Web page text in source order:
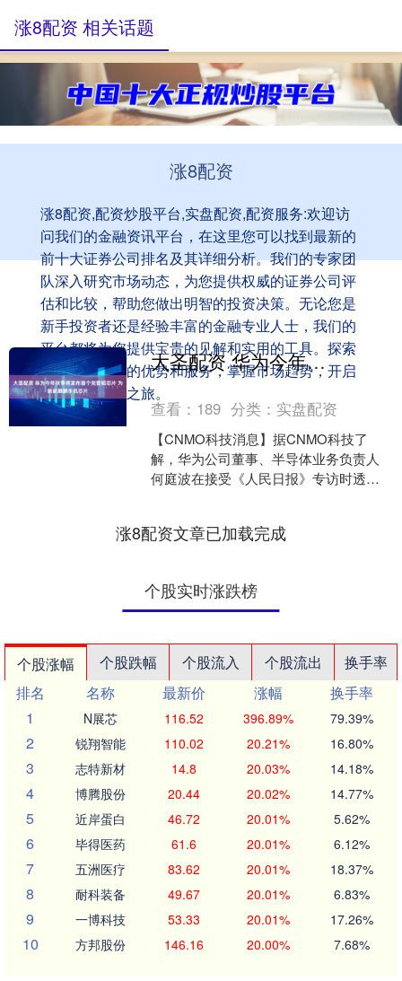
涨8配资
涨8配资,配资炒股平台,实盘配资,配资服务:欢迎访
问我们的金融资讯平台，在这里您可以找到最新的
前十大证券公司排名及其详细分析。我们的专家团
队深入研究市场动态，为您提供权威的证券公司评
估和比较，帮助您做出明智的投资决策。无论您是
新手投资者还是经验丰富的金融专业人士，我们的
平台都将为您提供宝贵的见解和实用的工具。探索
顶尖证券公司的优势和服务，掌握市场趋势，开启
您的成功投资之旅。
涨8配资 相关话题
大圣配资 华为今年秋季将发布首个完整韬芯片 为新款麒麟手机芯片
查看： 189 分类： 实盘配资
【CNMO科技消息】据CNMO科技了
解，华为公司董事、半导体业务负责人
何庭波在接受《人民日报》专访时透
涨8配资文章已加载完成
个股实时涨跌榜
个股涨幅 个股跌幅 个股流入 个股流出
换手率
排名
名称 最新价 涨幅
换手率
1
N展芯 116.52 396.89% 79.39%
2 锐翔智能 110.02 20.21% 16.80%
3 志特新材 14.8 20.03% 14.18%
4 博腾股份 20.44 20.02% 14.77%
5 近岸蛋白 46.72 20.01% 5.62%
6 毕得医药 61.6 20.01% 6.12%
7 五洲医疗 83.62 20.01% 18.37%
8 耐科装备 49.67 20.01% 6.83%
9 一博科技 53.33 20.01% 17.26%
10 方邦股份 146.16 20.00% 7.68%